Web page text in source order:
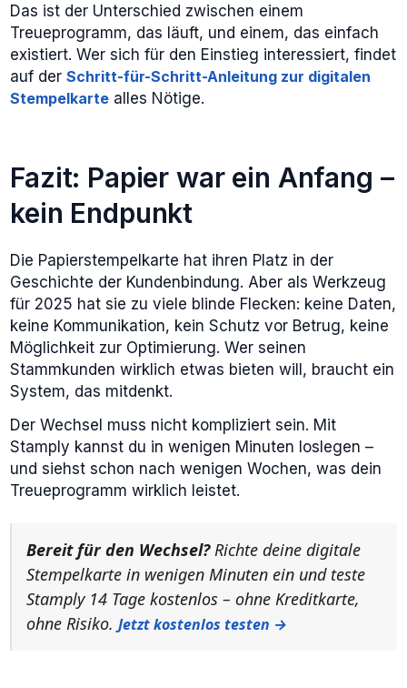
Das ist der Unterschied zwischen einem
Treueprogramm, das läuft, und einem, das einfach
existiert. Wer sich für den Einstieg interessiert, findet
auf derSchritt-für-Schritt-Anleitung zur digitalen
Stempelkarte alles Nötige.
Fazit: Papier war ein Anfang –
kein Endpunkt
Die Papierstempelkarte hat ihren Platz in der
Geschichte der Kundenbindung. Aber als Werkzeug
für 2025 hat sie zu viele blinde Flecken: keine Daten,
keine Kommunikation, kein Schutz vor Betrug, keine
Möglichkeit zur Optimierung. Wer seinen
Stammkunden wirklich etwas bieten will, braucht ein
System, das mitdenkt.
Der Wechsel muss nicht kompliziert sein. Mit
Stamply kannst du in wenigen Minuten loslegen –
und siehst schon nach wenigen Wochen, was dein
Treueprogramm wirklich leistet.
Bereit für den Wechsel?Richte deine digitale
Stempelkarte in wenigen Minuten ein und teste
Stamply 14 Tage kostenlos – ohne Kreditkarte,
ohne Risiko.Jetzt kostenlos testen →